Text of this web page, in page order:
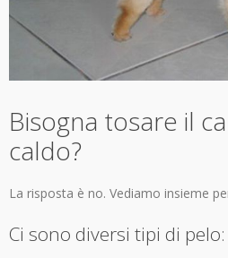
Bisogna tosare il
caldo?
La risposta è no. Vediamo insieme
Ci sono diversi tipi di pelo: